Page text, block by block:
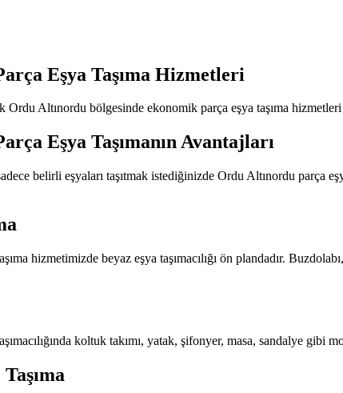
Eşya Taşıma Hizmetleri
Ordu Altınordu bölgesinde ekonomik parça eşya taşıma
Eşya Taşımanın Avantajları
belirli eşyaları taşıtmak istediğinizde Ordu Altınordu parça
hizmetimizde beyaz eşya taşımacılığı ön plandadır.
koltuk takımı, yatak, şifonyer, masa, sandalye